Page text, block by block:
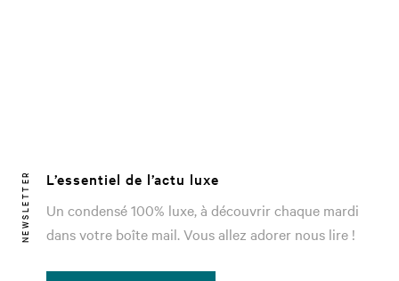
NEWSLETTER
L’essentiel de l’actu luxe
Un condensé 100% luxe, à découvrir chaque mardi
dans votre boîte mail. Vous allez adorer nous lire !